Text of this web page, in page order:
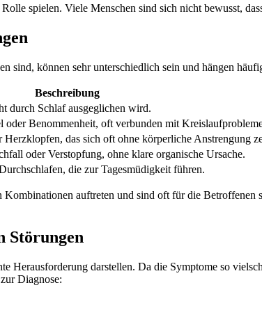
spielen. Viele Menschen sind sich nicht bewusst,
sind, können sehr unterschiedlich sein und hängen
Beschreibung
durch Schlaf ausgeglichen wird.
Benommenheit, oft verbunden mit
das sich oft ohne körperliche Anstrengung
oder Verstopfung, ohne klare organische Ursache.
die zur Tagesmüdigkeit führen.
auftreten und sind oft für die
Störungen
Herausforderung darstellen. Da die Symptome so
Diagnose: